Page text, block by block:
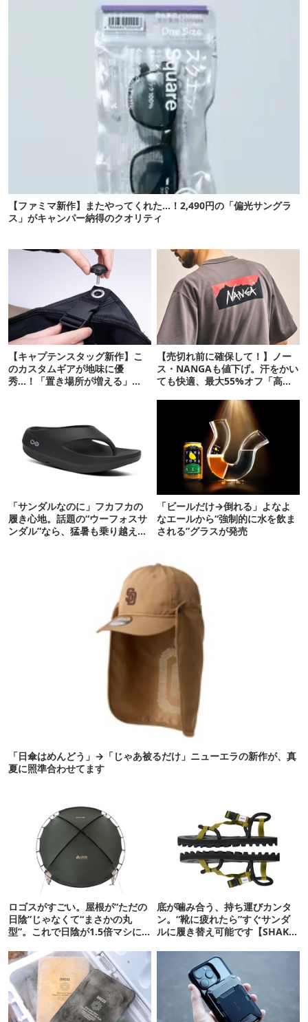
【ファミマ新作】またやってくれた…！2,490円の「偏光サングラ
ス」がキャンパー納得のクオリティ
【キャプテンスタッグ新作】こ
のカスタムギアが地味に優
秀…！「置き場所が増える」
【売切れ前に確保して！】ノー
ス・NANGAも値下げ。汗をかい
ても快適、最大55%オフ「高機
「サンダルなのに」フカフカの
履き心地。話題の“ウーフォスサ
ンダル”なら、猛暑も乗り越えら
「ビールだけ→倒れる」よなよ
なエールから“強制的に水を飲ま
される”グラスが発売
「日傘はめんどう」→「じゃあ被るだけ」ニューエラの新作が、真
夏に照準合わせてます
ロゴスがすごい。屋根が“ただの
日陰”じゃなくて“まさかの丸
型”。これで日陰が1.5倍マシに
底が噛み合う、持ち運びカンタ
ン。“靴に疲れたら”すぐサンダ
ルに履き替え可能です【SHAKA